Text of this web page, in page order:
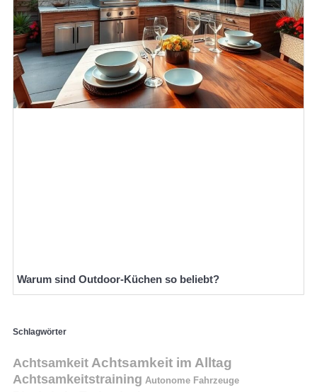
Warum sind Outdoor-Küchen so beliebt?
Schlagwörter
AchtsamkeitAchtsamkeit im Alltag
Achtsamkeitstraining Autonome Fahrzeuge